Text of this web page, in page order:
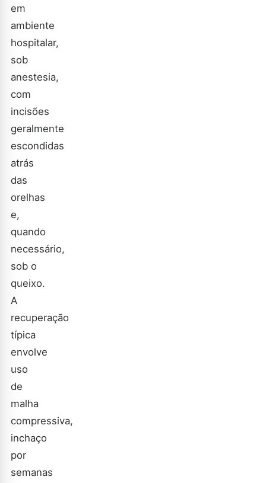
em
ambiente
hospitalar,
sob
anestesia,
com
incisões
geralmente
escondidas
atrás
das
orelhas
e,
quando
necessário,
sob o
queixo.
A
recuperação
típica
envolve
uso
de
malha
compressiva,
inchaço
por
semanas